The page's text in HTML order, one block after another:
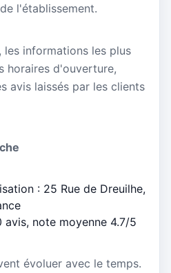
l'établissement.
les informations les plus
horaires d'ouverture,
avis laissés par les clients
: 25 Rue de Dreuilhe,
avis, note moyenne 4.7/5
évoluer avec le temps.